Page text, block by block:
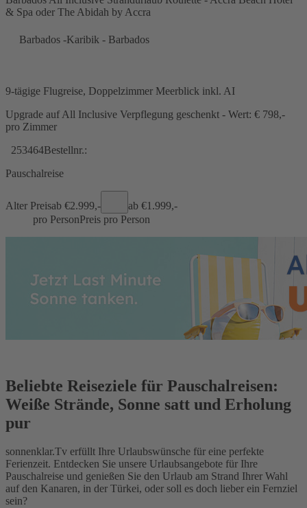
& Spa oder The Abidah by Accra
Barbados -Karibik - Barbados
9-tägige Flugreise, Doppelzimmer Meerblick inkl. AI
Upgrade auf All Inclusive Verpflegung geschenkt - Wert: € 798,-
pro Zimmer
253464Bestellnr.:
Pauschalreise
Alter Preisab €2.999,- ab €1.999,-
pro PersonPreis pro Person
Beliebte Reiseziele für Pauschalreisen:
Weiße Strände, Sonne satt und Erholung
pur
sonnenklar.Tv erfüllt Ihre Urlaubswünsche für eine perfekte
Ferienzeit. Entdecken Sie unsere Urlaubsangebote für Ihre
Pauschalreise und genießen Sie den Urlaub am Strand Ihrer Wahl
auf den Kanaren, in der Türkei, oder soll es doch lieber ein Fernziel
sein?